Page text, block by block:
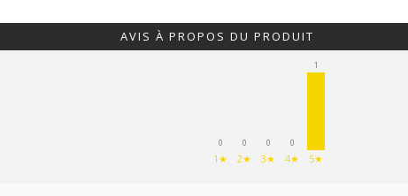
AVIS À PROPOS DU PRODUIT
0
1★
0
2★
0
3★
0
4★
1
5★